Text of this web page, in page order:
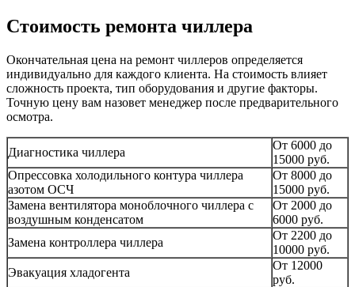
Стоимость ремонта чиллера
Окончательная цена на ремонт чиллеров определяется
индивидуально для каждого клиента. На стоимость влияет
сложность проекта, тип оборудования и другие факторы.
Точную цену вам назовет менеджер после предварительного
осмотра.
Диагностика чиллера
От 6000 до
15000 руб.
Опрессовка холодильного контура чиллера
азотом ОСЧ
От 8000 до
15000 руб.
Замена вентилятора моноблочного чиллера с
воздушным конденсатом
От 2000 до
6000 руб.
Замена контроллера чиллера
От 2200 до
10000 руб.
Эвакуация хладогента
От 12000
руб.